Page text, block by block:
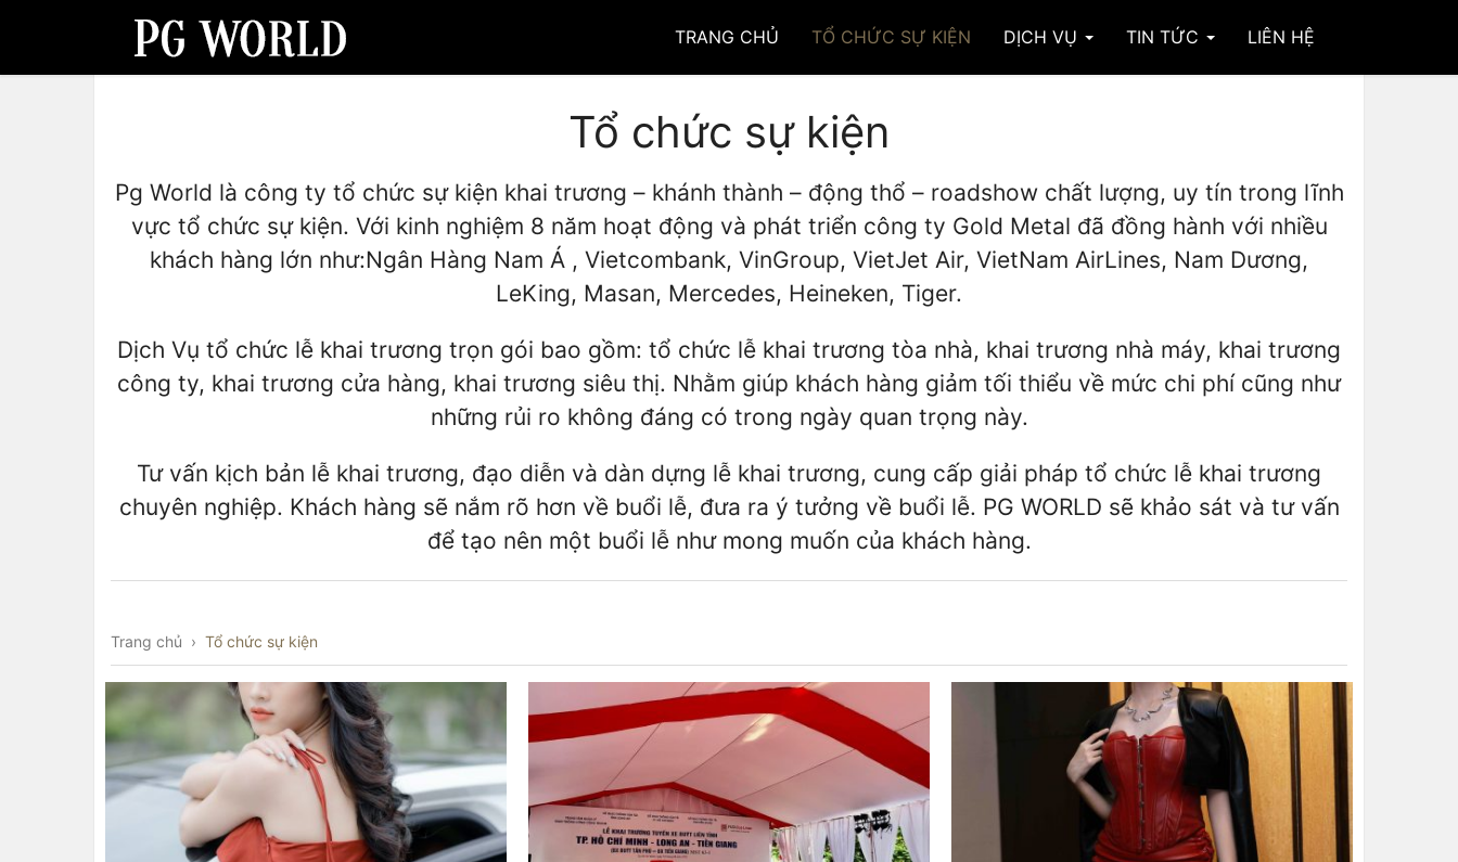
TRANG CHỦ TỔ CHỨC SỰ KIỆN DỊCH VỤ TIN TỨC LIÊN HỆ
Tổ chức sự kiện
Pg World là công ty tổ chức sự kiện khai trương – khánh thành – động thổ – roadshow chất lượng, uy tín trong lĩnh
vực tổ chức sự kiện. Với kinh nghiệm 8 năm hoạt động và phát triển công ty Gold Metal đã đồng hành với nhiều
khách hàng lớn như:Ngân Hàng Nam Á , Vietcombank, VinGroup, VietJet Air, VietNam AirLines, Nam Dương,
LeKing, Masan, Mercedes, Heineken, Tiger.
Dịch Vụ tổ chức lễ khai trương trọn gói bao gồm: tổ chức lễ khai trương tòa nhà, khai trương nhà máy, khai trương
công ty, khai trương cửa hàng, khai trương siêu thị. Nhằm giúp khách hàng giảm tối thiểu về mức chi phí cũng như
những rủi ro không đáng có trong ngày quan trọng này.
Tư vấn kịch bản lễ khai trương, đạo diễn và dàn dựng lễ khai trương, cung cấp giải pháp tổ chức lễ khai trương
chuyên nghiệp. Khách hàng sẽ nắm rõ hơn về buổi lễ, đưa ra ý tưởng về buổi lễ. PG WORLD sẽ khảo sát và tư vấn
để tạo nên một buổi lễ như mong muốn của khách hàng.
Trang chủ › Tổ chức sự kiện